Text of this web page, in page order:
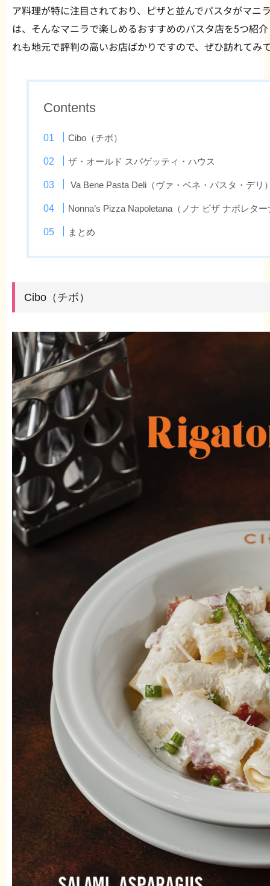
ア料理が特に注目されており、ピザと並んでパスタがマニ
は、そんなマニラで楽しめるおすすめのパスタ店を5つ紹
れも地元で評判の高いお店ばかりですので、ぜひ訪れてみ
Contents
Cibo（チボ）
ザ・オールド スパゲッティ・ハウス
Va Bene Pasta Deli（ヴァ・ベネ・パスタ・デリ
Nonna’s Pizza Napoletana（ノナ ピザ ナポレタ
まとめ
Cibo（チボ）